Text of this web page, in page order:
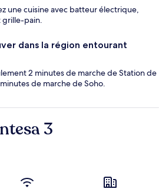
une cuisine avec batteur électrique,
pain.
dans la région entourant
2 minutes de marche de Station de
de marche de Soho.
3